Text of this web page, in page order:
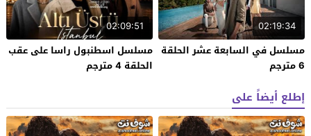
02:19:34
مسلسل في السابعة عشر الحلقة
6 مترجم
02:09:51
مسلسل اسطنبول راسا على عقب
الحلقة 4 مترجم
إطلع أيضاً على